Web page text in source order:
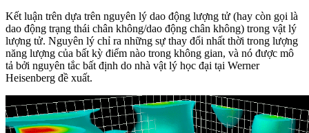
Kết luận trên dựa trên nguyên lý dao động lượng tử (hay còn gọi là
dao động trạng thái chân không/dao động chân không) trong vật lý
lượng tử. Nguyên lý chỉ ra những sự thay đổi nhất thời trong lượng
năng lượng của bất kỳ điểm nào trong không gian, và nó được mô
tả bởi nguyên tắc bất định do nhà vật lý học đại tại Werner
Heisenberg đề xuất.